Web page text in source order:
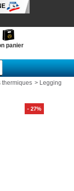
panier
thermiques > Legging
- 27%